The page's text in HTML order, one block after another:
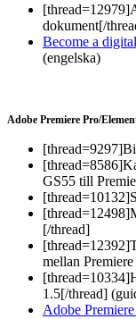
dokument[/
Become a
(engelska)
Adobe Premiere Pro/
GS55 till
[/thread]
mellan
1.5[/thread]
Adobe